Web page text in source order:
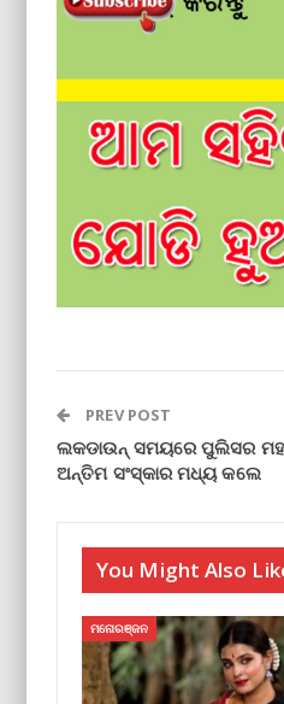
PREV POST
ଲକଡାଉନ୍ ସମୟରେ ପୁଲିସର
ଅନ୍ତିମ ସଂସ୍କାର ମଧ୍ୟ କଲେ
You Might Also
ମନୋରଞ୍ଜନ